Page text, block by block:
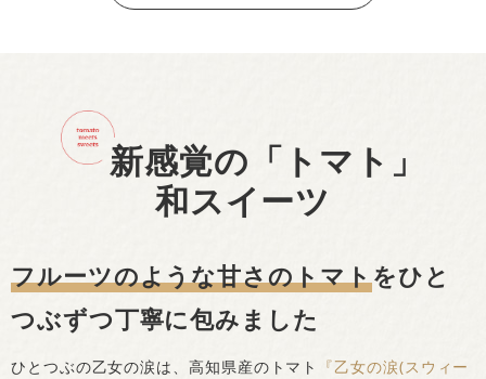
新感覚の「トマト」
和スイーツ
フルーツのような甘さのトマトをひと
つぶずつ丁寧に包みました
ひとつぶの乙女の涙は、高知県産のトマト
『乙女の涙(スウィー